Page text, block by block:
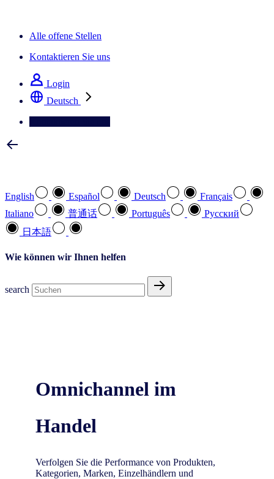
Alle offene Stellen
Kontaktieren Sie uns
Login
Deutsch
English Español Deutsch
Français
Italiano
普通话 Português
Pусский
日本語
Wie können wir Ihnen helfen
search
Omnichannel im
Handel
Verfolgen Sie die Performance von Produkten,
Kategorien, Marken, Einzelhändlern und